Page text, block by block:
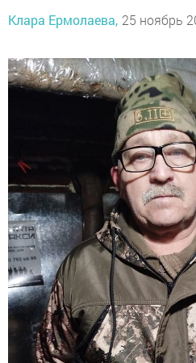
Клара Ермолаева, 25 ноябрь